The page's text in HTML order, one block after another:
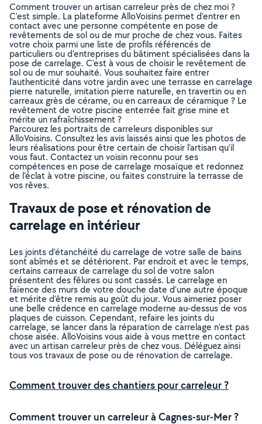
Comment trouver un artisan carreleur près de chez moi ?
C'est simple. La plateforme AlloVoisins permet d’entrer en
contact avec une personne compétente en pose de
revêtements de sol ou de mur proche de chez vous. Faites
votre choix parmi une liste de profils référencés de
particuliers ou d’entreprises du bâtiment spécialisées dans la
pose de carrelage. C’est à vous de choisir le revêtement de
sol ou de mur souhaité. Vous souhaitez faire entrer
l’authenticité dans votre jardin avec une terrasse en carrelage
pierre naturelle, imitation pierre naturelle, en travertin ou en
carreaux grès de cérame, ou en carreaux de céramique ? Le
revêtement de votre piscine enterrée fait grise mine et
mérite un rafraîchissement ?
Parcourez les portraits de carreleurs disponibles sur
AlloVoisins. Consultez les avis laissés ainsi que les photos de
leurs réalisations pour être certain de choisir l’artisan qu’il
vous faut. Contactez un voisin reconnu pour ses
compétences en pose de carrelage mosaïque et redonnez
de l’éclat à votre piscine, ou faites construire la terrasse de
vos rêves.
Travaux de pose et rénovation de
carrelage en intérieur
Les joints d’étanchéité du carrelage de votre salle de bains
sont abîmés et se détériorent. Par endroit et avec le temps,
certains carreaux de carrelage du sol de votre salon
présentent des fêlures ou sont cassés. Le carrelage en
faïence des murs de votre douche date d’une autre époque
et mérite d’être remis au goût du jour. Vous aimeriez poser
une belle crédence en carrelage moderne au-dessus de vos
plaques de cuisson. Cependant, refaire les joints du
carrelage, se lancer dans la réparation de carrelage n’est pas
chose aisée. AlloVoisins vous aide à vous mettre en contact
avec un artisan carreleur près de chez vous. Déléguez ainsi
tous vos travaux de pose ou de rénovation de carrelage.
Comment trouver des chantiers pour carreleur ?
Comment trouver un carreleur à Cagnes-sur-Mer ?